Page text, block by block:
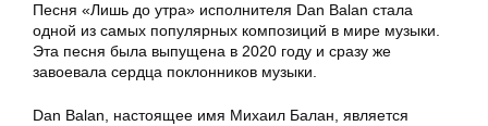
Песня «Лишь до утра» исполнителя Dan Balan стала
одной из самых популярных композиций в мире музыки.
Эта песня была выпущена в 2020 году и сразу же
завоевала сердца поклонников музыки.
Dan Balan, настоящее имя Михаил Балан, является